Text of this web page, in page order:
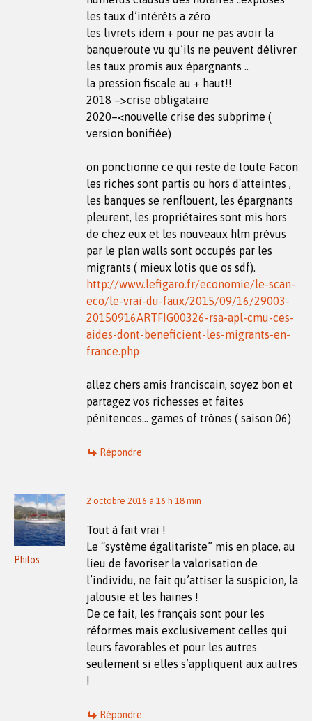
les taux d’intérêts a zéro
les livrets idem + pour ne pas avoir la
banqueroute vu qu’ils ne peuvent délivrer
les taux promis aux épargnants ..
la pression fiscale au + haut!!
2018 –>crise obligataire
2020–<nouvelle crise des subprime (
version bonifiée)
on ponctionne ce qui reste de toute Facon
les riches sont partis ou hors d'atteintes ,
les banques se renflouent, les épargnants
pleurent, les propriétaires sont mis hors
de chez eux et les nouveaux hlm prévus
par le plan walls sont occupés par les
migrants ( mieux lotis que os sdf).
http://www.lefigaro.fr/economie/le-scan-
eco/le-vrai-du-faux/2015/09/16/29003-
20150916ARTFIG00326-rsa-apl-cmu-ces-
aides-dont-beneficient-les-migrants-en-
france.php
allez chers amis franciscain, soyez bon et
partagez vos richesses et faites
pénitences… games of trônes ( saison 06)
Répondre
Philos
2 octobre 2016 à 16 h 18 min
Tout à fait vrai !
Le “système égalitariste” mis en place, au
lieu de favoriser la valorisation de
l’individu, ne fait qu’attiser la suspicion, la
jalousie et les haines !
De ce fait, les français sont pour les
réformes mais exclusivement celles qui
leurs favorables et pour les autres
seulement si elles s’appliquent aux autres
!
Répondre